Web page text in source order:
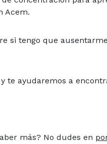
Acem.
si tengo que
y te ayudaremos a
más? No dudes en